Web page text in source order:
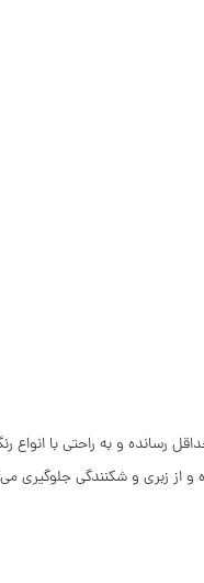
رسانده و به‌ راحتی با انواع
و از زبری و شکنندگی جلوگیری